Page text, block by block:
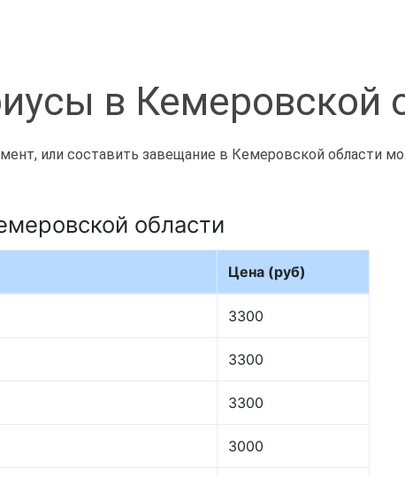
в Кемеровской
или составить завещание в Кемеровской области
области
Цена (руб)
3300
3300
3300
3000